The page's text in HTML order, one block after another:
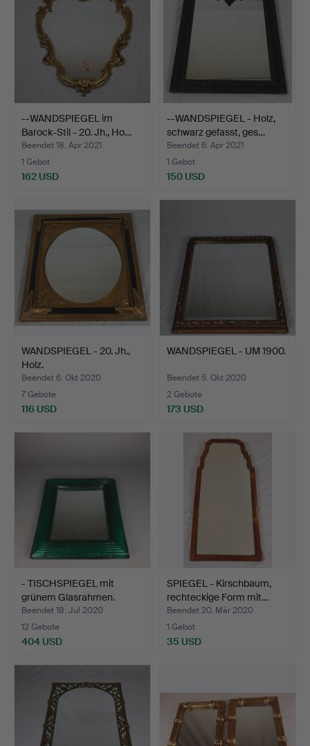
--WANDSPIEGEL im
Barock-Stil - 20. Jh., Ho…
Beendet 18. Apr 2021
1 Gebot
162 USD
--WANDSPIEGEL - Holz,
schwarz gefasst, ges…
Beendet 6. Apr 2021
1 Gebot
150 USD
WANDSPIEGEL - 20. Jh.,
Holz.
Beendet 6. Okt 2020
7 Gebote
116 USD
WANDSPIEGEL - UM 1900.
Beendet 5. Okt 2020
2 Gebote
173 USD
- TISCHSPIEGEL mit
grünem Glasrahmen.
Beendet 18. Jul 2020
12 Gebote
404 USD
SPIEGEL - Kirschbaum,
rechteckige Form mit…
Beendet 20. Mär 2020
1 Gebot
35 USD